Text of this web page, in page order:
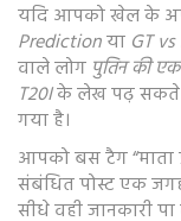
यदि आपको खेल के
Predictionया GT vs
वाले लोगपुतिन की
T20Iके लेख पढ़ सकते
गया है।
आपको बस टैग “माता
संबंधित पोस्ट एक
सीधे वही जानकारी